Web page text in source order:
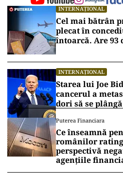
INTERNAȚIONAL
Cel mai bătrân
plecat în
întoarcă. Are 93
INTERNAȚIONAL
Starea lui Joe
cancerul a
dori să se
Puterea Financiara
Ce înseamnă
românilor
perspectivă
agențiile